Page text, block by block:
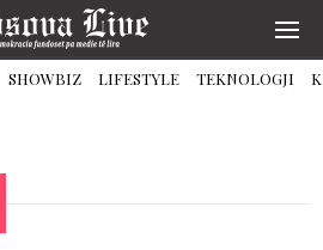
SHOWBIZ LIFESTYLE TEKNOLOGJI